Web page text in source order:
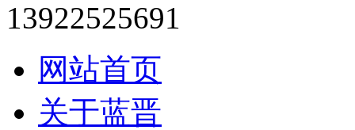
13922525691
网站首页
关于蓝晋